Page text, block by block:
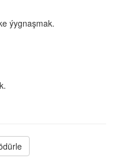
ýygnaşmak.